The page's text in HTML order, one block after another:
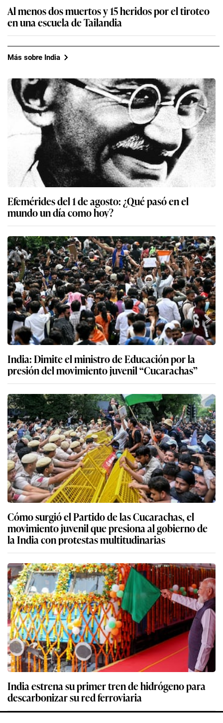
Al menos dos muertos y 15 heridos por el tiroteo
en una escuela de Tailandia
Más sobre India
Efemérides del 1 de agosto: ¿Qué pasó en el
mundo un día como hoy?
India: Dimite el ministro de Educación por la
presión del movimiento juvenil “Cucarachas”
Cómo surgió el Partido de las Cucarachas, el
movimiento juvenil que presiona al gobierno de
la India con protestas multitudinarias
India estrena su primer tren de hidrógeno para
descarbonizar su red ferroviaria